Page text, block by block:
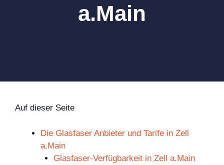
a.Main
Auf dieser Seite
Die Glasfaser Anbieter und Tarife in Zell
a.Main
Glasfaser-Verfügbarkeit in Zell a.Main